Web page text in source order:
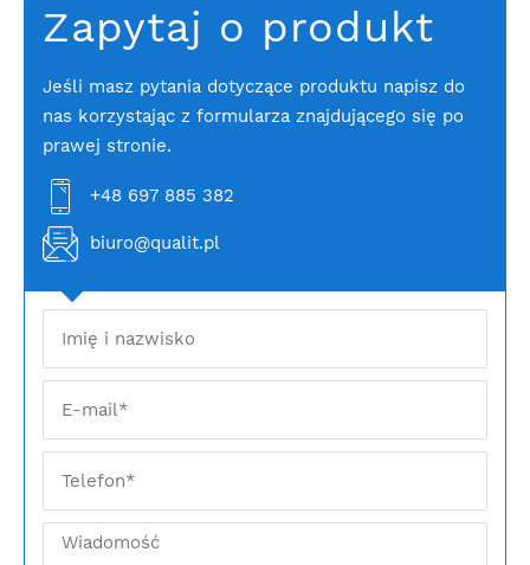
Zapytaj o produkt
Jeśli masz pytania dotyczące produktu napisz do
nas korzystając z formularza znajdującego się po
prawej stronie.
+48 697 885 382
biuro@qualit.pl